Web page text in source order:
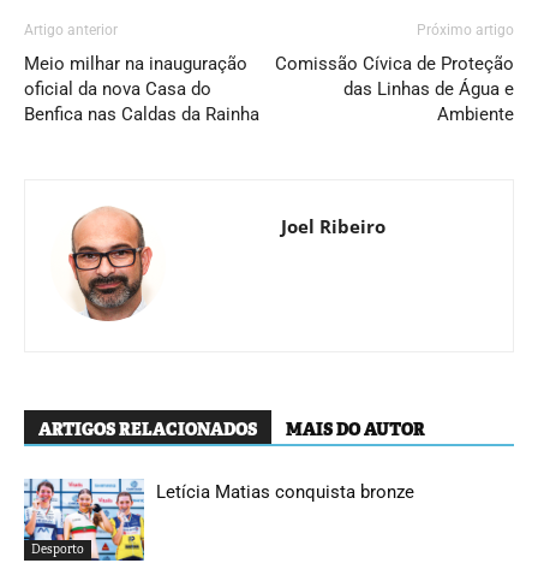
Artigo anterior
Meio milhar na inauguração
oficial da nova Casa do
Benfica nas Caldas da Rainha
Próximo artigo
Comissão Cívica de Proteção
das Linhas de Água e
Ambiente
Joel Ribeiro
ARTIGOS RELACIONADOS MAIS DO AUTOR
Desporto
Letícia Matias conquista bronze